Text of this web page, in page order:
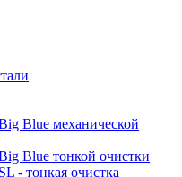
Blue механической
Blue тонкой очистки
- тонкая очистка